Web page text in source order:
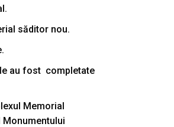
săditor nou.
au fost completate
Memorial
Monumentului